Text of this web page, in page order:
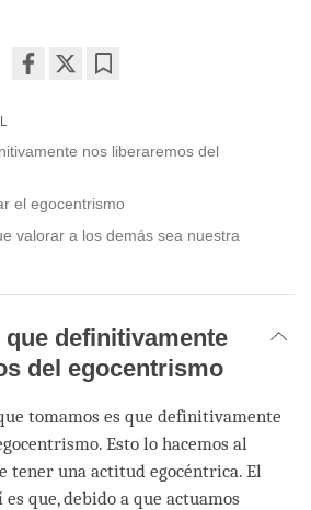
facebook nos liberaremos del
el egocentrismo
valorar a los demás sea nuestra
definitivamente
del egocentrismo
tomamos es que definitivamente
Esto lo hacemos al
tener una actitud egocéntrica. El
que, debido a que actuamos